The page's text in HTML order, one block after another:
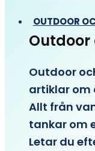
OUTDOOR
Outdoor
artiklar om
Allt från
tankar om
Letar du